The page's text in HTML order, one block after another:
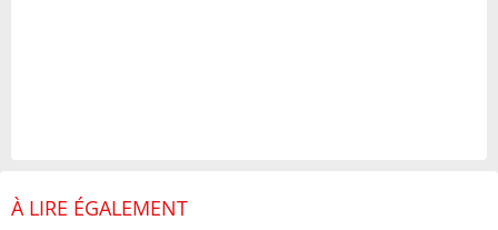
À LIRE ÉGALEMENT